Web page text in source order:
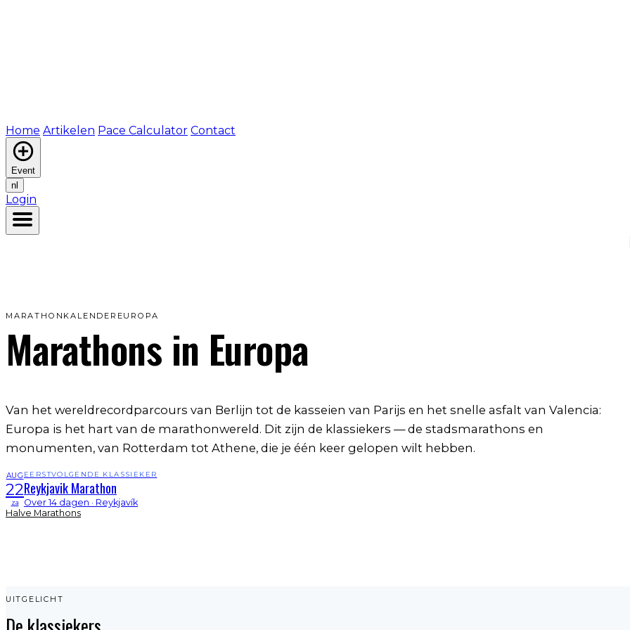
Home Artikelen Pace Calculator Contact
Event
nl
Login
MARATHONKALENDER EUROPA
Marathons in Europa
Van het wereldrecordparcours van Berlijn tot de kasseien van Parijs en het snelle asfalt van Valencia:
Europa is het hart van de marathonwereld. Dit zijn de klassiekers — de stadsmarathons en
monumenten, van Rotterdam tot Athene, die je één keer gelopen wilt hebben.
AUG
22
za
EERSTVOLGENDE KLASSIEKER
Reykjavik Marathon
Over 14 dagen · Reykjavík
Halve Marathons
UITGELICHT